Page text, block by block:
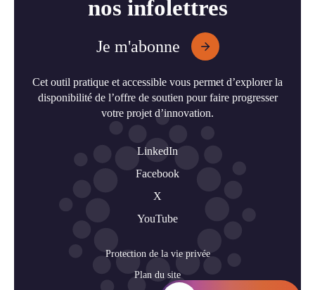
nos infolettres
Je m'abonne
Cet outil pratique et accessible vous permet d’explorer la
disponibilité de l’offre de soutien pour faire progresser
votre projet d’innovation.
LinkedIn
Facebook
X
YouTube
Protection de la vie privée
Plan du site